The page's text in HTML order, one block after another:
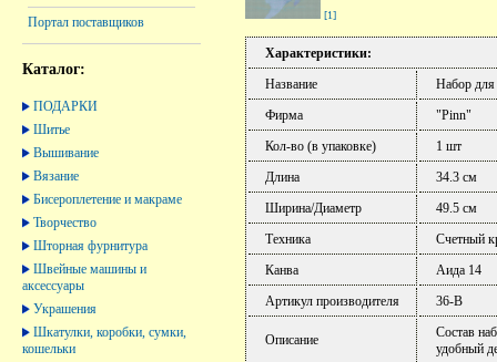
Портал поставщиков
Каталог:
ПОДАРКИ
Шитье
Вышивание
Вязание
Бисероплетение и макраме
Творчество
Шторная фурнитура
Швейные машины и
аксессуары
Украшения
Шкатулки, коробки, сумки,
кошельки
[1]
Характеристики:
Название
Набор
Фирма
"Pinn"
Кол-во (в упаковке)
1 шт
Длина
34.3 см
Ширина/Диаметр
49.5 см
Техника
Счетный
Канва
Аида 14
Артикул производителя
36-B
Описание
Состав
удобный